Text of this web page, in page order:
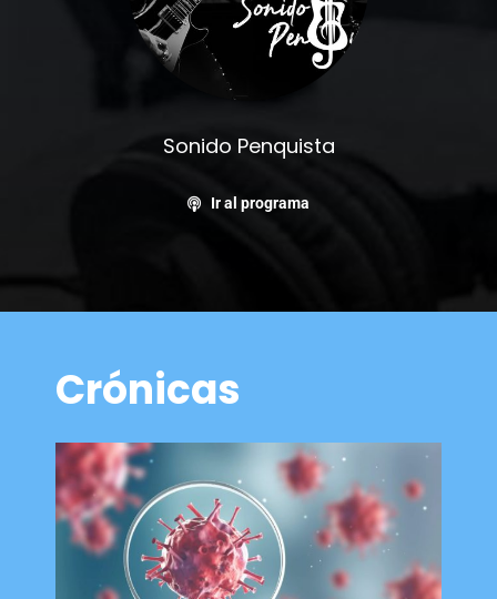
Sonido Penquista
Ir al programa
Crónicas